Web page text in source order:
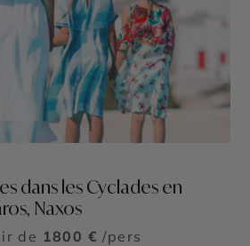
dans les Cyclades en
Naxos
de 1800 € /pers